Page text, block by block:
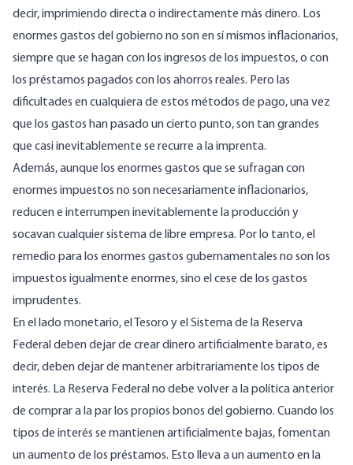
decir, imprimiendo directa o indirectamente más dinero. Los
enormes gastos del gobierno no son en sí mismos inflacionarios,
siempre que se hagan con los ingresos de los impuestos, o con
los préstamos pagados con los ahorros reales. Pero las
dificultades en cualquiera de estos métodos de pago, una vez
que los gastos han pasado un cierto punto, son tan grandes
que casi inevitablemente se recurre a la imprenta.
Además, aunque los enormes gastos que se sufragan con
enormes impuestos no son necesariamente inflacionarios,
reducen e interrumpen inevitablemente la producción y
socavan cualquier sistema de libre empresa. Por lo tanto, el
remedio para los enormes gastos gubernamentales no son los
impuestos igualmente enormes, sino el cese de los gastos
imprudentes.
En el lado monetario, el Tesoro y el Sistema de la Reserva
Federal deben dejar de crear dinero artificialmente barato, es
decir, deben dejar de mantener arbitrariamente los tipos de
interés. La Reserva Federal no debe volver a la política anterior
de comprar a la par los propios bonos del gobierno. Cuando los
tipos de interés se mantienen artificialmente bajas, fomentan
un aumento de los préstamos. Esto lleva a un aumento en la